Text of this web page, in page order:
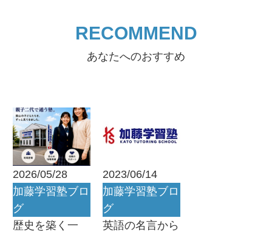
RECOMMEND
あなたへのおすすめ
2026/05/28
加藤学習塾ブロ
グ
歴史を築く一
2023/06/14
加藤学習塾ブロ
グ
英語の名言から